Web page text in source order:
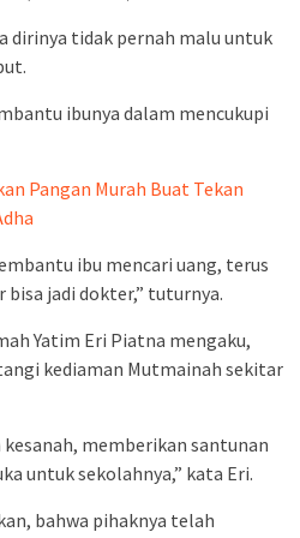
dirinya tidak pernah malu untuk
ibunya dalam mencukupi
Pangan Murah Buat Tekan
ibu mencari uang, terus
jadi dokter,” tuturnya.
Yatim Eri Piatna mengaku,
kediaman Mutmainah sekitar
kesanah, memberikan santunan
untuk sekolahnya,” kata Eri.
bahwa pihaknya telah